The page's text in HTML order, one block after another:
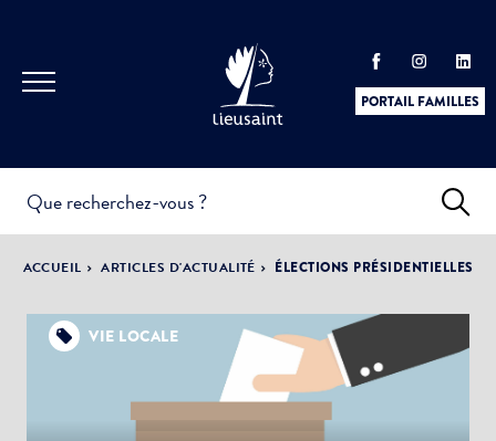
PORTAIL FAMILLES
PRATIQUES &
DÉMARCHES
ACTUALITÉS &
ÉVÈNEMENTS
LA VILLE
DÉMOCRATIE
PARTICIPATIVE
ACCUEIL ARTICLES D'ACTUALITÉ ÉLECTIONS PRÉSIDENTIELLES
VIE LOCALE